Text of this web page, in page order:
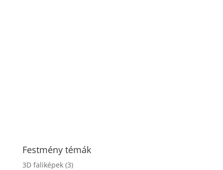
Festmény témák
3D faliképek (3)